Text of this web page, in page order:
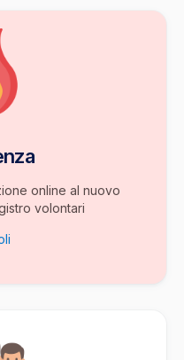
online al nuovo
volontari